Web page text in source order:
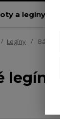
a legíny
Legíny Bára